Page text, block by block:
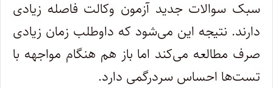
سبک سوالات جدید آزمون وکالت فاصله زیادی
دارند. نتیجه این می‌شود که داوطلب زمان زیادی
صرف مطالعه می‌کند اما باز هم هنگام مواجهه با
تست‌ها احساس سردرگمی دارد.